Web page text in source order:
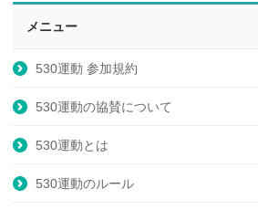
メニュー
530運動 参加規約
530運動の協賛について
530運動とは
530運動のルール